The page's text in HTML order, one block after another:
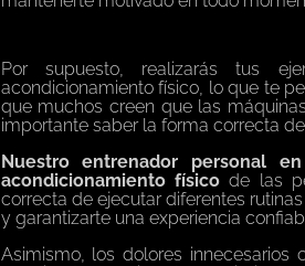
Por supuesto, realizarás tus
acondicionamiento físico, lo que te
que muchos creen que las
importante saber la forma correcta
Nuestro entrenador personal
acondicionamiento físico de las
correcta de ejecutar diferentes
y garantizarte una experiencia
Asimismo, los dolores